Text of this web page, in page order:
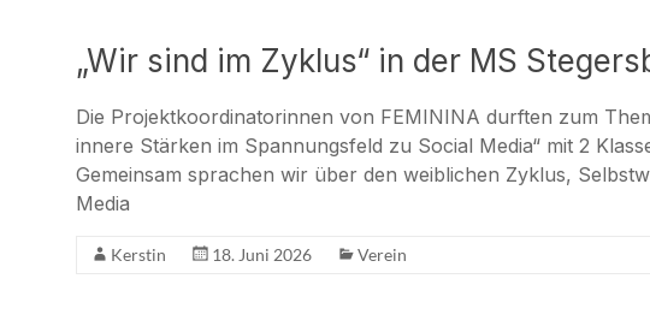
„Wir sind im Zyklus“ in der MS
Die Projektkoordinatorinnen von FEMININA durften zum
innere Stärken im Spannungsfeld zu Social Media“ mit 2
Gemeinsam sprachen wir über den weiblichen Zyklus,
Media
Kerstin 18. Juni 2026 Verein